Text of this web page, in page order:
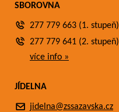
SBOROVNA
277 779 663 (1. stupeň)
277 779 641 (2. stupeň)
více info »
JÍDELNA
jidelna@zssazavska.cz